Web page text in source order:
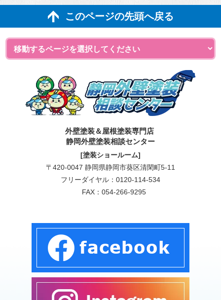
このページの先頭へ戻る
外壁塗装＆屋根塗装専門店
静岡外壁塗装相談センター
[塗装ショールーム]
〒420-0047 静岡県静岡市葵区清閑町5-11
フリーダイヤル： 0120-114-534
FAX：054-266-9295